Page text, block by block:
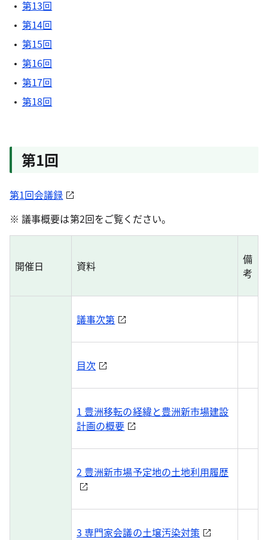
第13回
第14回
第15回
第16回
第17回
第18回
第1回
第1回会議録
※ 議事概要は第2回をご覧ください。
開催日 資料
備
考
議事次第
目次
1 豊洲移転の経緯と豊洲新市場建設
計画の概要
2 豊洲新市場予定地の土地利用履歴
3 専門家会議の土壌汚染対策